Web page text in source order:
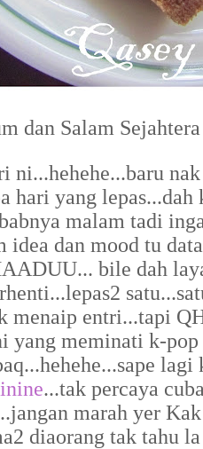
dan Salam Sejahtera
ni...hehehe...baru
hari yang
malam tadi
idea dan mood tu
bile dah
menaip entri...tapi
yang meminati k-pop
...tak percaya
marah yer
diaorang tak tahu